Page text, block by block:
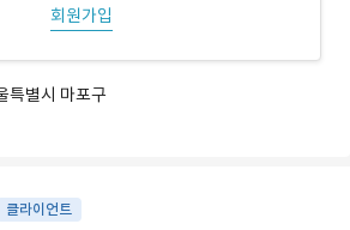
회원가입
특별시 마포구
클라이언트